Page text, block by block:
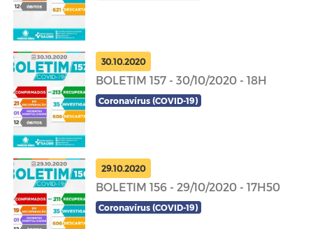
30.10.2020
BOLETIM 157 - 30/10/2020 - 18H
Coronavírus (COVID-19)
29.10.2020
BOLETIM 156 - 29/10/2020 - 17H50
Coronavírus (COVID-19)